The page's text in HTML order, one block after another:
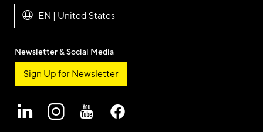
EN | United States
Newsletter & Social Media
Sign Up for Newsletter